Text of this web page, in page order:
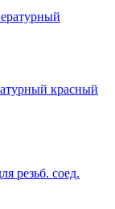
красный